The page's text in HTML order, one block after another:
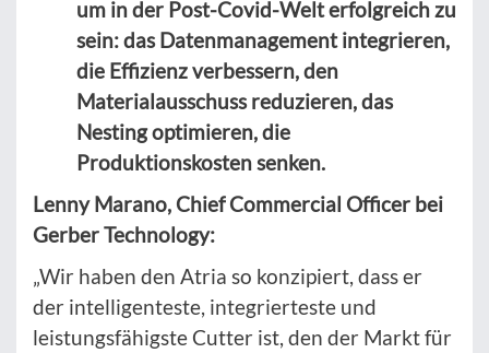
um in der Post-Covid-Welt erfolgreich zu
sein: das Datenmanagement integrieren,
die Effizienz verbessern, den
Materialausschuss reduzieren, das
Nesting optimieren, die
Produktionskosten senken.
Lenny Marano, Chief Commercial Officer bei
Gerber Technology:
„Wir haben den Atria so konzipiert, dass er
der intelligenteste, integrierteste und
leistungsfähigste Cutter ist, den der Markt für